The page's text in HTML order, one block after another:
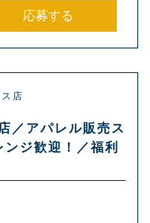
応募する
店
／アパレル販売ス
ジ歓迎！／福利